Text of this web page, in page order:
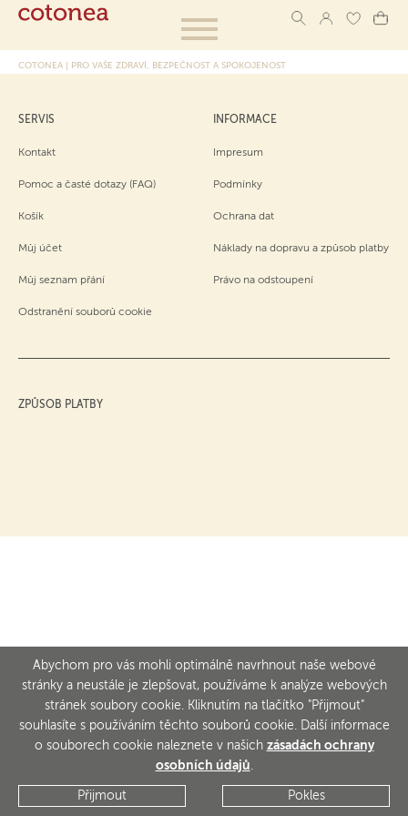
Abychom pro vás mohli optimálně navrhnout naše webové
stránky a neustále je zlepšovat, používáme k analýze webových
stránek soubory cookie. Kliknutím na tlačítko "Přijmout"
souhlasíte s používáním těchto souborů cookie. Další informace
o souborech cookie naleznete v našich zásadách ochrany
osobních údajů.
Přijmout Pokles
COTONEA | PRO VAŠE ZDRAVÍ, BEZPEČNOST A SPOKOJENOST
SERVIS
Kontakt
Pomoc a časté dotazy (FAQ)
Košík
Můj účet
Můj seznam přání
Odstranění souborů cookie
INFORMACE
Impresum
Podmínky
Ochrana dat
Náklady na dopravu a způsob platby
Právo na odstoupení
ZPŮSOB PLATBY